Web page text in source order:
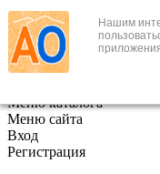
Нашим
+7 (495) 646-888-1
В корзине
Меню каталога
Меню сайта
Вход
Регистрация